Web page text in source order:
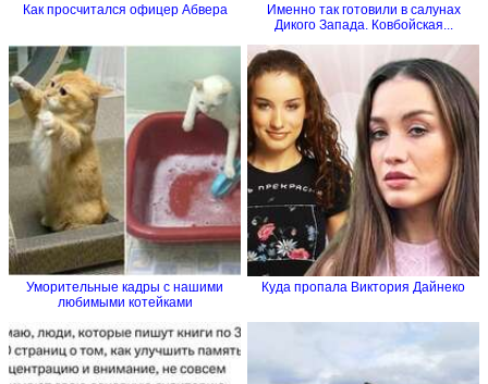
Как просчитался офицер Абвера
Именно так готовили в салунах
Дикого Запада. Ковбойская...
Уморительные кадры с нашими
любимыми котейками
Куда пропала Виктория Дайнеко